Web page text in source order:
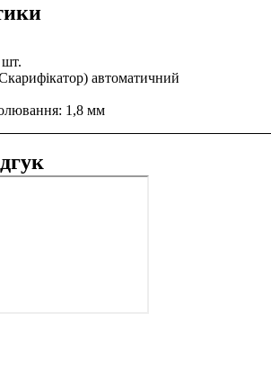
шт.
автоматичний
1,8 мм